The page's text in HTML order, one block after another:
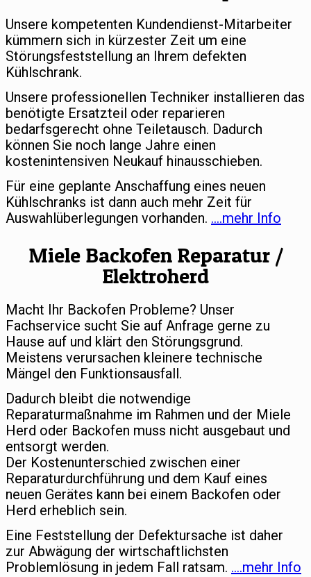
Unsere kompetenten Kundendienst-Mitarbeiter
kümmern sich in kürzester Zeit um eine
Störungsfeststellung an Ihrem defekten
Kühlschrank.
Unsere professionellen Techniker installieren das
benötigte Ersatzteil oder reparieren
bedarfsgerecht ohne Teiletausch. Dadurch
können Sie noch lange Jahre einen
kostenintensiven Neukauf hinausschieben.
Für eine geplante Anschaffung eines neuen
Kühlschranks ist dann auch mehr Zeit für
Auswahlüberlegungen vorhanden. ….mehr Info
Miele Backofen Reparatur /
Elektroherd
Macht Ihr Backofen Probleme? Unser
Fachservice sucht Sie auf Anfrage gerne zu
Hause auf und klärt den Störungsgrund.
Meistens verursachen kleinere technische
Mängel den Funktionsausfall.
Dadurch bleibt die notwendige
Reparaturmaßnahme im Rahmen und der Miele
Herd oder Backofen muss nicht ausgebaut und
entsorgt werden.
Der Kostenunterschied zwischen einer
Reparaturdurchführung und dem Kauf eines
neuen Gerätes kann bei einem Backofen oder
Herd erheblich sein.
Eine Feststellung der Defektursache ist daher
zur Abwägung der wirtschaftlichsten
Problemlösung in jedem Fall ratsam. ….mehr Info